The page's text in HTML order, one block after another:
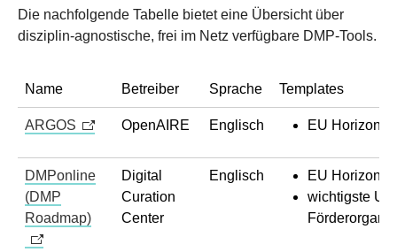
Die nachfolgende Tabelle bietet eine Übersicht über
disziplin-agnostische, frei im Netz verfügbare DMP-Tools.
Name Betreiber Sprache Templates
ARGOS OpenAIRE Englisch EU Horizon
DMPonline
(DMP
Roadmap)
Digital
Curation
Center
Englisch
EU Horizon
wichtigste